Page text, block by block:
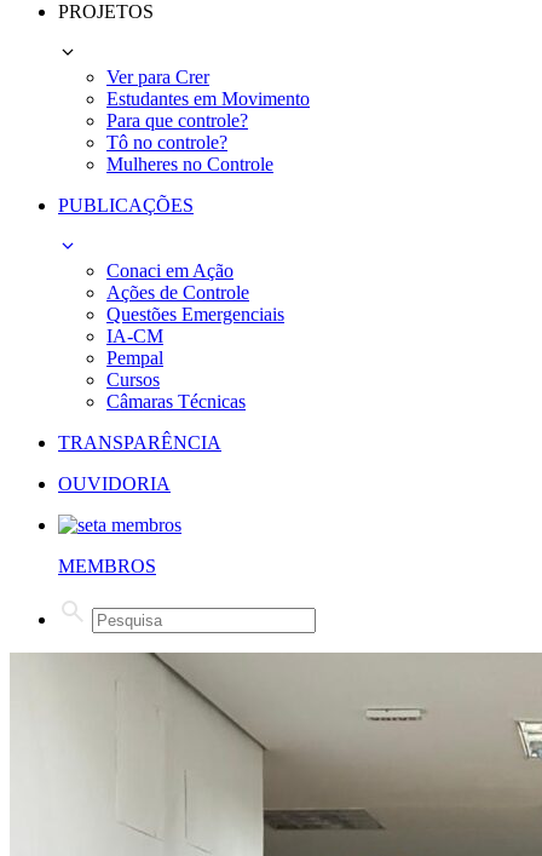
PROJETOS
Ver para Crer
Estudantes em Movimento
Para que controle?
Tô no controle?
Mulheres no Controle
PUBLICAÇÕES
Conaci em Ação
Ações de Controle
Questões Emergenciais
IA-CM
Pempal
Cursos
Câmaras Técnicas
TRANSPARÊNCIA
OUVIDORIA
MEMBROS